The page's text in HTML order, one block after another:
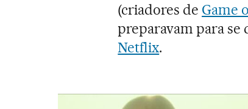
(criadores de Game
preparavam para se
Netflix.